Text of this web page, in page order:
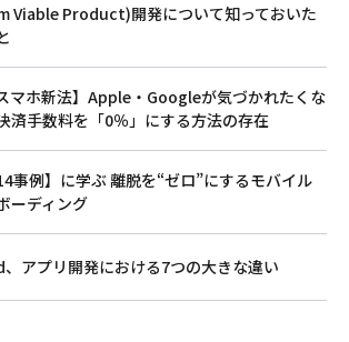
Viable Product)開発について知っておいた
マホ新法】Apple・Googleが気づかれたくな
済手数料を「0％」にする方法の存在
事例】に学ぶ 離脱を“ゼロ”にするモバイル
ーディング
アプリ開発における7つの大きな違い